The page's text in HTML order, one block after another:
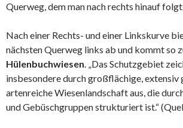
Querweg, dem man nach rechts hinauf
Nach einer Rechts- und einer Linkskurve
nächsten Querweg links ab und kommt so
Hülenbuchwiesen. „Das Schutzgebiet
insbesondere durch großflächige, extensiv
artenreiche Wiesenlandschaft aus, die
und Gebüschgruppen strukturiert ist.“